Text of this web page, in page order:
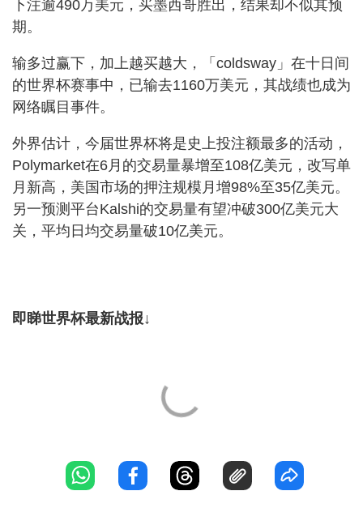
下注逾490万美元，买墨西哥胜出，结果却不似其预
期。
输多过赢下，加上越买越大，「coldsway」在十日间
的世界杯赛事中，已输去1160万美元，其战绩也成为
网络瞩目事件。
外界估计，今届世界杯将是史上投注额最多的活动，
Polymarket在6月的交易量暴增至108亿美元，改写单
月新高，美国市场的押注规模月增98%至35亿美元。
另一预测平台Kalshi的交易量有望冲破300亿美元大
关，平均日均交易量破10亿美元。
即睇世界杯最新战报↓